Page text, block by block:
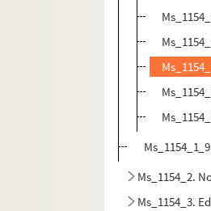
Ms_1154_2.
Ms_1154_3.